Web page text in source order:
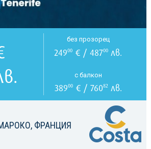
ФРАНЦИЯ
без прозорец
24900 € / 48700 лв.
с балкон
38900€ / 76082лв.